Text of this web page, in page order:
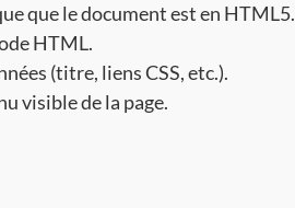
que le document est en HTML5.
HTML.
(titre, liens CSS, etc.).
visible de la page.